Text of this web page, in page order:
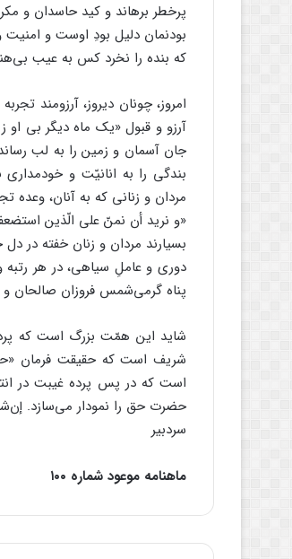
پرخطر برهاند و کید حاسدان و
بودنمان دلیل بودِ اوست و امنیت
که بنده را نخرد کس به عیب
امروز، چونان دیروز، آرزومند
آرزو و قبول «یک ماه دیگر بی او
جان آسمان و زمین را به لب
بندگی را به انانیّت و
مردان و زنانی که به آنان، وعده
«و نرید أن نمنّ علی الّذین
بسیارند مردان و زنان خفته در
دوری و عاملِ سیاهی، در هر رتبه
پناه گرمی‌شمس فروزان صالحان و
شاید این همّت بزرگ است که
شریف است که حقیقت فرمان «حیّ
است که در پس پرده غیبت در
حضرت حق را نمودار می‌سازد.
سردبیر
ماهنامه موعود شماره ۱۰۰